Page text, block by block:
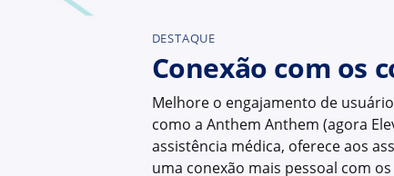
DESTAQUE
Conexão com os
Melhore o engajamento de
como a Anthem Anthem (agora
assistência médica, oferece aos
uma conexão mais pessoal com